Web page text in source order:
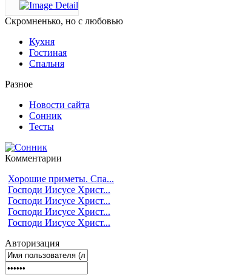
Скромненько, но с любовью
Кухня
Гостиная
Спальня
Разное
Новости сайта
Сонник
Тесты
Комментарии
Хорошие приметы. Спа...
Господи Иисусе Христ...
Господи Иисусе Христ...
Господи Иисусе Христ...
Господи Иисусе Христ...
Авторизация